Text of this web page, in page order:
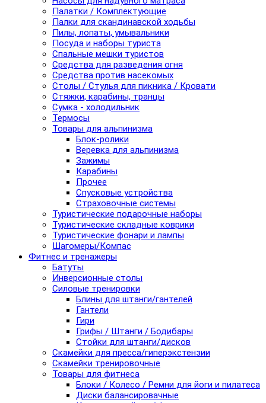
Палатки / Комплектующие
Палки для скандинавской ходьбы
Пилы, лопаты, умывальники
Посуда и наборы туриста
Спальные мешки туристов
Средства для разведения огня
Средства против насекомых
Столы / Стулья для пикника / Кровати
Стяжки, карабины, транцы
Сумка - холодильник
Термосы
Товары для альпинизма
Блок-ролики
Веревка для альпинизма
Зажимы
Карабины
Прочее
Спусковые устройства
Страховочные системы
Туристические подарочные наборы
Туристические складные коврики
Туристические фонари и лампы
Шагомеры/Компас
Фитнес и тренажеры
Батуты
Инверсионные столы
Силовые тренировки
Блины для штанги/гантелей
Гантели
Гири
Грифы / Штанги / Бодибары
Стойки для штанги/дисков
Скамейки для пресса/гиперэкстензии
Скамейки тренировочные
Товары для фитнеса
Блоки / Колесо / Ремни для йоги и пилатеса
Диски балансировачные